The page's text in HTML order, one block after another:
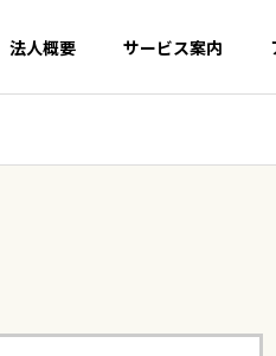
法人概要 サービス案内